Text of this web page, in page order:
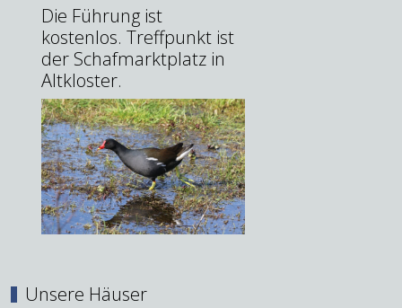
Die Führung ist
kostenlos. Treffpunkt ist
der Schafmarktplatz in
Altkloster.
Unsere Häuser